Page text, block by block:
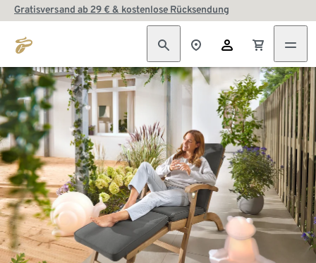
Gratisversand ab 29 € & kostenlose Rücksendung